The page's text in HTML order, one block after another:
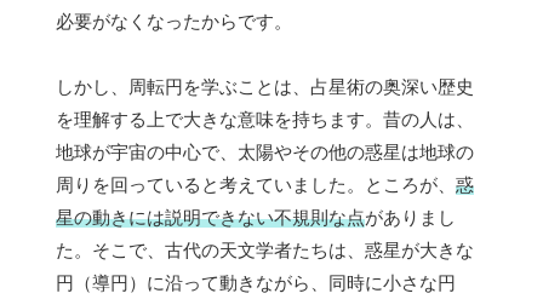
必要がなくなったからです。
しかし、周転円を学ぶことは、占星術の奥深い歴史
を理解する上で大きな意味を持ちます。昔の人は、
地球が宇宙の中心で、太陽やその他の惑星は地球の
周りを回っていると考えていました。ところが、 惑
星の動きには説明できない不規則な点がありまし
た。そこで、古代の天文学者たちは、惑星が大きな
円（導円）に沿って動きながら、同時に小さな円